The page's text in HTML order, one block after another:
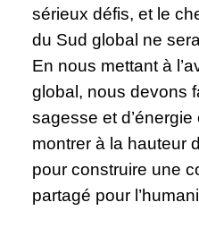
sérieux défis, et le
du Sud global ne
En nous mettant à
global, nous devons
sagesse et
montrer à la hauteur
pour construire une
partagé pour